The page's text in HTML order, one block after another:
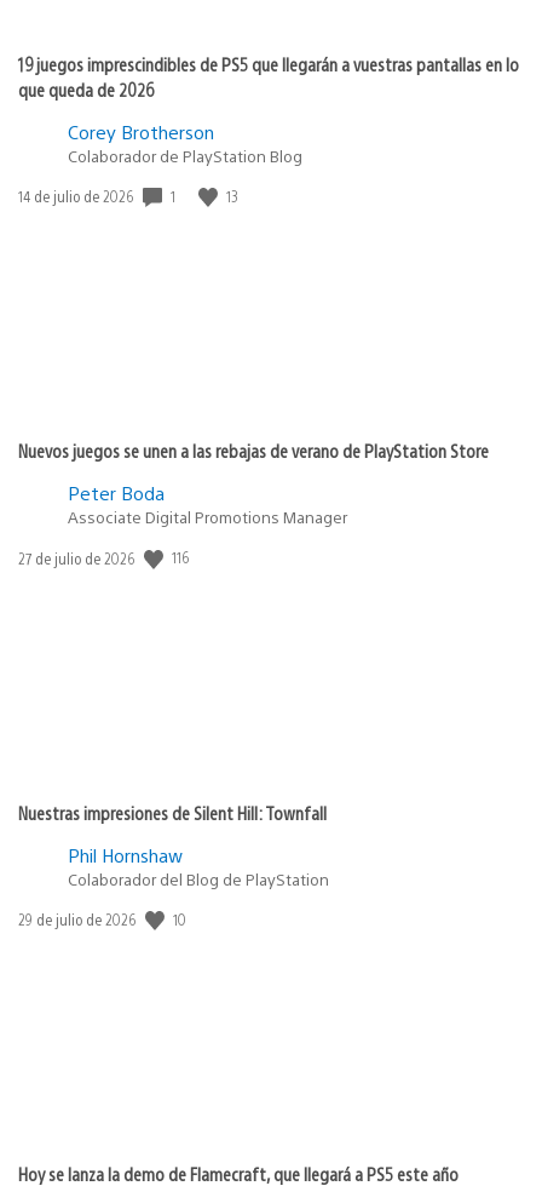
19 juegos imprescindibles de PS5 que llegarán a vuestras pantallas en lo
que queda de 2026
Corey Brotherson
Colaborador de PlayStation Blog
Fecha
14 de julio de 2026 1 13
Nuevos juegos se unen a las rebajas de verano de PlayStation Store
Peter Boda
Associate Digital Promotions Manager
Fecha
27 de julio de 2026 116
Nuestras impresiones de Silent Hill: Townfall
Phil Hornshaw
Colaborador del Blog de PlayStation
Fecha
29 de julio de 2026 10
Hoy se lanza la demo de Flamecraft, que llegará a PS5 este año